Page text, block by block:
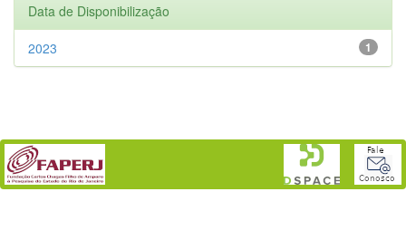
Data de Disponibilização
1
2023